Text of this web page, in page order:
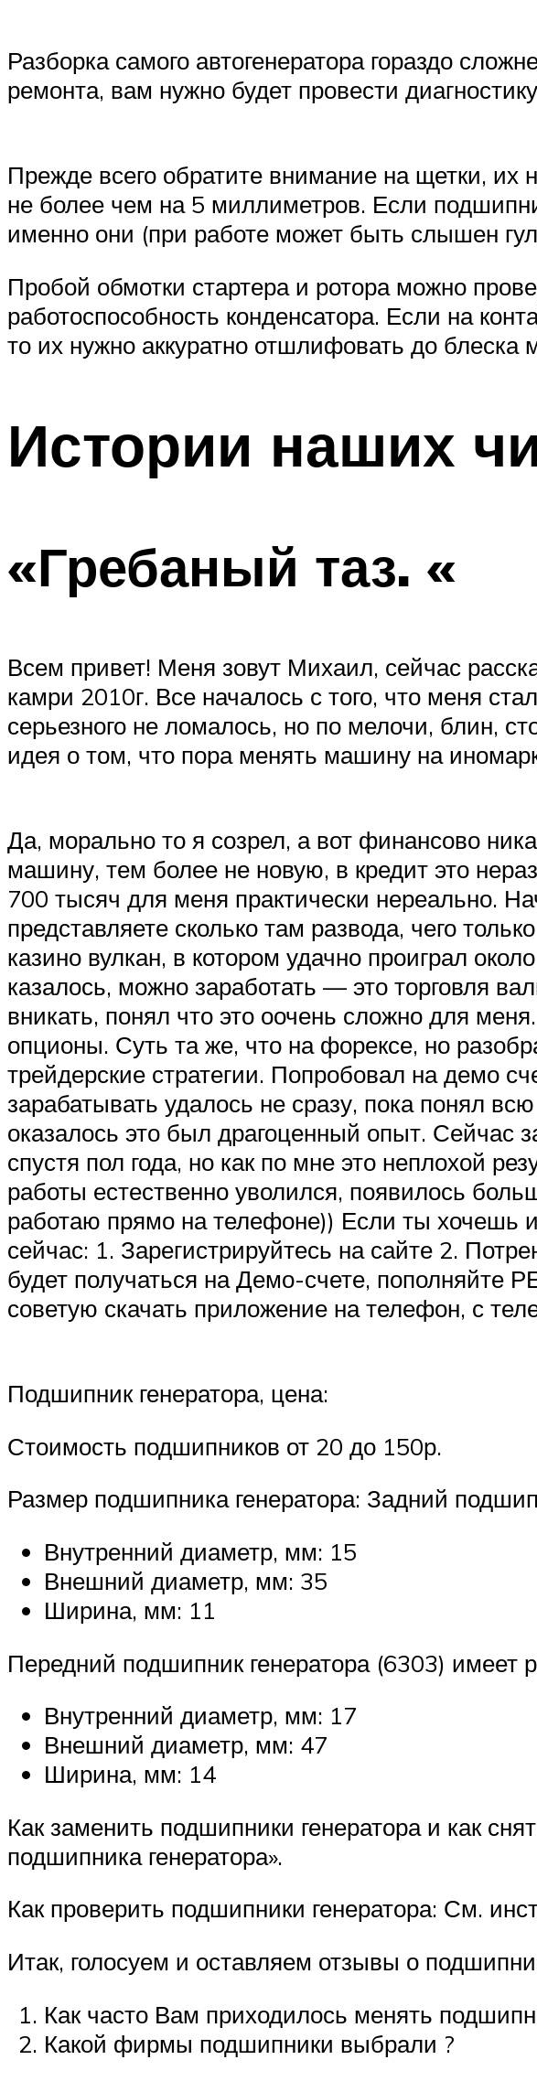
Разборка самого автогенератора гораздо
ремонта, вам нужно будет провести
Прежде всего обратите внимание на щетки, их
не более чем на 5 миллиметров. Если
именно они (при работе может быть слышен
Пробой обмотки стартера и ротора можно
работоспособность конденсатора. Если на
то их нужно аккуратно отшлифовать до блеска
Истории наших
«Гребаный таз. «
Всем привет! Меня зовут Михаил, сейчас
камри 2010г. Все началось с того, что меня
серьезного не ломалось, но по мелочи, блин,
идея о том, что пора менять машину на
Да, морально то я созрел, а вот финансово
машину, тем более не новую, в кредит это
700 тысяч для меня практически нереально.
представляете сколько там развода, чего
казино вулкан, в котором удачно проиграл
казалось, можно заработать — это торговля
вникать, понял что это оочень сложно для
опционы. Суть та же, что на форексе, но
трейдерские стратегии. Попробовал на демо
зарабатывать удалось не сразу, пока понял
оказалось это был драгоценный опыт. Сейчас
спустя пол года, но как по мне это неплохой
работы естественно уволился, появилось
работаю прямо на телефоне)) Если ты хочешь
сейчас: 1. Зарегистрируйтесь на сайте 2.
будет получаться на Демо-счете,
советую скачать приложение на телефон, с
Подшипник генератора, цена:
Стоимость подшипников от 20 до 150р.
Размер подшипника генератора: Задний
Внутренний диаметр, мм: 15
Внешний диаметр, мм: 35
Ширина, мм: 11
Передний подшипник генератора (6303) имеет
Внутренний диаметр, мм: 17
Внешний диаметр, мм: 47
Ширина, мм: 14
Как заменить подшипники генератора и как
подшипника генератора».
Как проверить подшипники генератора: См.
Итак, голосуем и оставляем отзывы о
Как часто Вам приходилось менять
Какой фирмы подшипники выбрали ?